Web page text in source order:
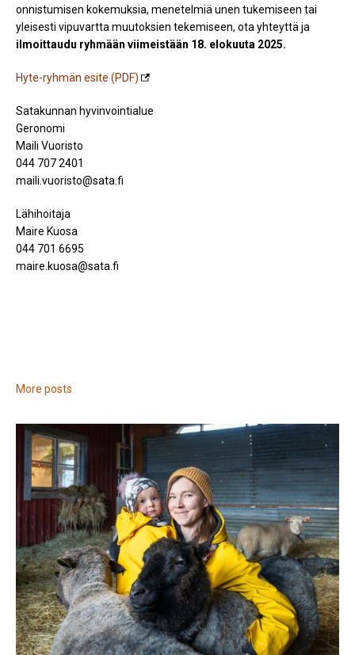
onnistumisen kokemuksia, menetelmiä unen tukemiseen tai
yleisesti vipuvartta muutoksien tekemiseen, ota yhteyttä ja
ilmoittaudu ryhmään viimeistään 18. elokuuta 2025.
Hyte-ryhmän esite (PDF)
Satakunnan hyvinvointialue
Geronomi
Maili Vuoristo
044 707 2401
maili.vuoristo@sata.fi
Lähihoitaja
Maire Kuosa
044 701 6695
maire.kuosa@sata.fi
More posts